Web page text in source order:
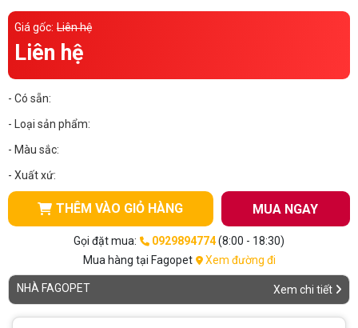
Thông tin về chó
CHÍNH SÁCH
Chính sách mua hàng
Chính sách bảo hành
Chính sách đổi trả
TỔNG ĐÀI TƯ VẤN
Giá gốc: Liên hệ
Liên hệ
- Có sẵn:
- Loại sản phẩm:
- Màu sắc:
- Xuất xứ:
THÊM VÀO GIỎ HÀNG MUA NGAY
Gọi đặt mua: 0929894774(8:00 - 18:30)
Mua hàng tại Fagopet
Xem đường đi
NHÀ FAGOPET Xem chi tiết